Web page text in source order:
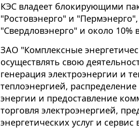
КЭС владеет блокирующими
"Ростовэнерго" и
"Свердловэнерго" и около 10%
ЗАО "Комплексные
осуществлять свою
генерация электроэнергии и
теплоэнергией,
энергии и предоставление
торговля электроэнергией,
энергетических услуг и